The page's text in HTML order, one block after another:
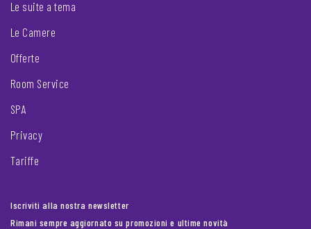
Le suite a tema
Le Camere
Offerte
Room Service
SPA
Privacy
Tariffe
Iscriviti alla nostra newsletter
Rimani sempre aggiornato su promozioni e ultime novità